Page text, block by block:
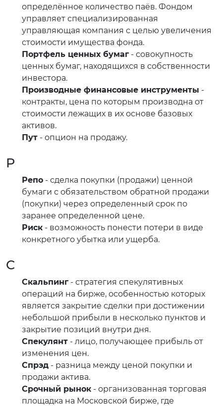
определённое количество паёв. Фондом
управляет специализированная
управляющая компания с целью увеличения
стоимости имущества фонда.
Портфель ценных бумаг - совокупность
ценных бумаг, находящихся в собственности
инвестора.
Производные финансовые инструменты -
контракты, цена по которым производна от
стоимости лежащих в их основе базовых
активов.
Пут - опцион на продажу.
Р
Репо - сделка покупки (продажи) ценной
бумаги с обязательством обратной продажи
(покупки) через определенный срок по
заранее определенной цене.
Риск - возможность понести потери в виде
конкретного убытка или ущерба.
С
Скальпинг - стратегия спекулятивных
операций на бирже, особенностью которых
является закрытие сделки при достижении
небольшой прибыли в несколько пунктов и
закрытие позиций внутри дня.
Спекулянт - лицо, получающее прибыль от
изменения цен.
Спрэд - разница между ценой покупки и
продажи актива.
Срочный рынок - организованная торговая
площадка на Московской бирже, где